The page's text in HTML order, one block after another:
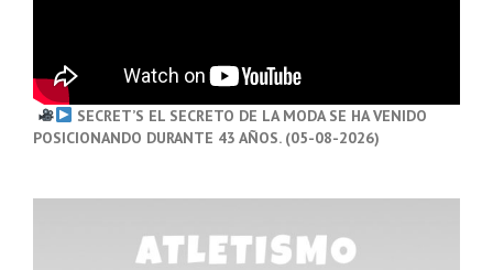
SECRET’S EL SECRETO DE LA MODA SE HA VENIDO
POSICIONANDO DURANTE 43 AÑOS. (05-08-2026)